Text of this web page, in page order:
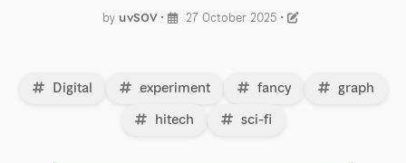
by uvSOV • 27 October 2025 •
Digital experiment fancy
graph
hitech
sci-fi